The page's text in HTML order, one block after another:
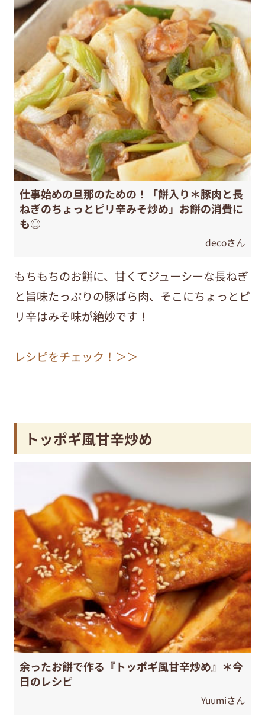
仕事始めの旦那のための！「餅入り＊豚肉と長
ねぎのちょっとピリ辛みそ炒め」お餅の消費に
も◎
decoさん
もちもちのお餅に、甘くてジューシーな長ねぎ
と旨味たっぷりの豚ばら肉、そこにちょっとピ
リ辛はみそ味が絶妙です！
レシピをチェック！＞＞
トッポギ風甘辛炒め
余ったお餅で作る『トッポギ風甘辛炒め』＊今
日のレシピ
Yuumiさん